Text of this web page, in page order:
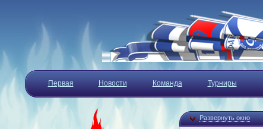
Первая Новости Команда Турниры
Развернуть окно